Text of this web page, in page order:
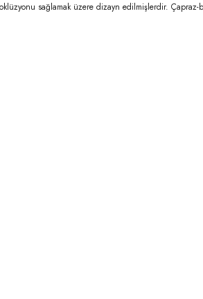
sağlamak üzere dizayn edilmişlerdir. Çapraz-